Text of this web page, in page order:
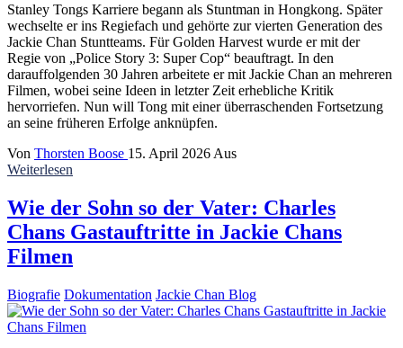
Stanley Tongs Karriere begann als Stuntman in Hongkong. Später
wechselte er ins Regiefach und gehörte zur vierten Generation des
Jackie Chan Stuntteams. Für Golden Harvest wurde er mit der
Regie von „Police Story 3: Super Cop“ beauftragt. In den
darauffolgenden 30 Jahren arbeitete er mit Jackie Chan an mehreren
Filmen, wobei seine Ideen in letzter Zeit erhebliche Kritik
hervorriefen. Nun will Tong mit einer überraschenden Fortsetzung
an seine früheren Erfolge anknüpfen.
Von Thorsten Boose 15. April 2026 Aus
Weiterlesen
Wie der Sohn so der Vater: Charles
Chans Gastauftritte in Jackie Chans
Filmen
Biografie Dokumentation Jackie Chan Blog